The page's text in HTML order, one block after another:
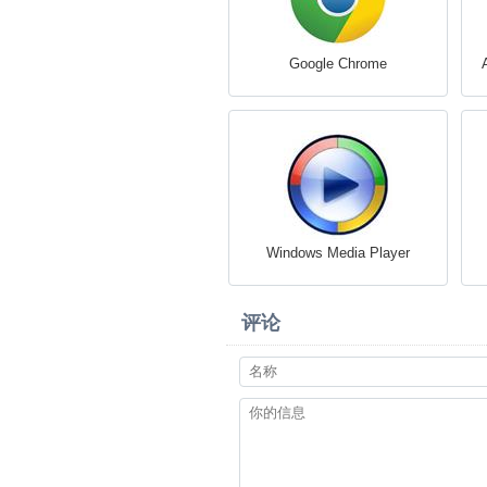
Google Chrome
Windows Media Player
评论